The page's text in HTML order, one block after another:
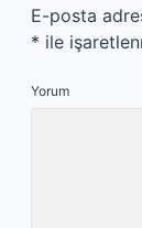
E-posta
* ile
Yorum